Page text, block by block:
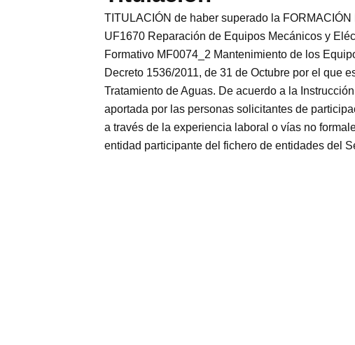
TITULACIÓN de haber superado la
UF1670 Reparación de Equipos Mecánicos y
Formativo MF0074_2 Mantenimiento de los
Decreto 1536/2011, de 31 de Octubre por el que
Tratamiento de Aguas. De acuerdo a la
aportada por las personas solicitantes de
a través de la experiencia laboral o vías no
entidad participante del fichero de entidades del